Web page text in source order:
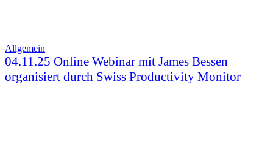
Allgemein
04.11.25 Online Webinar mit James Bessen
organisiert durch Swiss Productivity Monitor